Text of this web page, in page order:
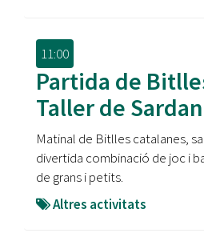
11:00
Partida de
Taller de
Matinal de Bitlles catalanes,
divertida combinació de joc i
de grans i petits.
Altres activitats